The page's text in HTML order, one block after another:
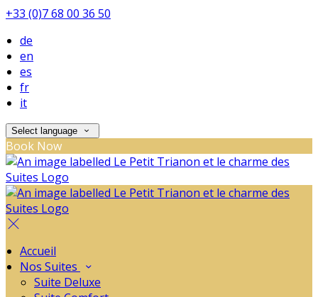
+33 (0)7 68 00 36 50
de
en
es
fr
it
Select language
Book Now
Accueil
Nos Suites
Suite Deluxe